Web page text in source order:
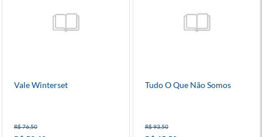
Vale Winterset
R$ 76,50
Tudo O Que Não Somos
R$ 93,50